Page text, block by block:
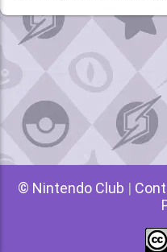
© Nintendo Club |